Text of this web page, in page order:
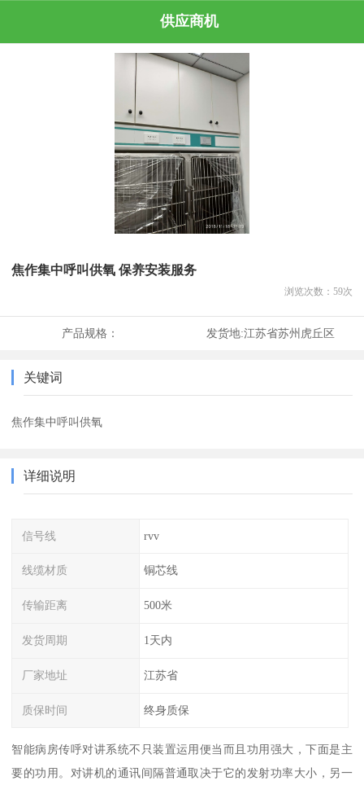
供应商机
焦作集中呼叫供氧 保养安装服务
浏览次数： 59次
产品规格： 发货地:江苏省苏州虎丘区
关键词
焦作集中呼叫供氧
详细说明
信号线 rvv
线缆材质 铜芯线
传输距离 500米
发货周期 1天内
厂家地址 江苏省
质保时间 终身质保
智能病房传呼对讲系统不只装置运用便当而且功用强大，下面是主
要的功用。对讲机的通讯间隔普通取决于它的发射功率大小，另一